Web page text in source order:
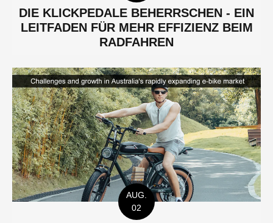
DIE KLICKPEDALE BEHERRSCHEN - EIN
LEITFADEN FÜR MEHR EFFIZIENZ BEIM
RADFAHREN
AUG.
02